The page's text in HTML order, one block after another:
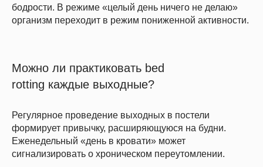
бодрости. В режиме «целый день ничего не делаю»
организм переходит в режим пониженной активности.
Можно ли практиковать bed
rotting каждые выходные?
Регулярное проведение выходных в постели
формирует привычку, расширяющуюся на будни.
Еженедельный «день в кровати» может
сигнализировать о хроническом переутомлении.